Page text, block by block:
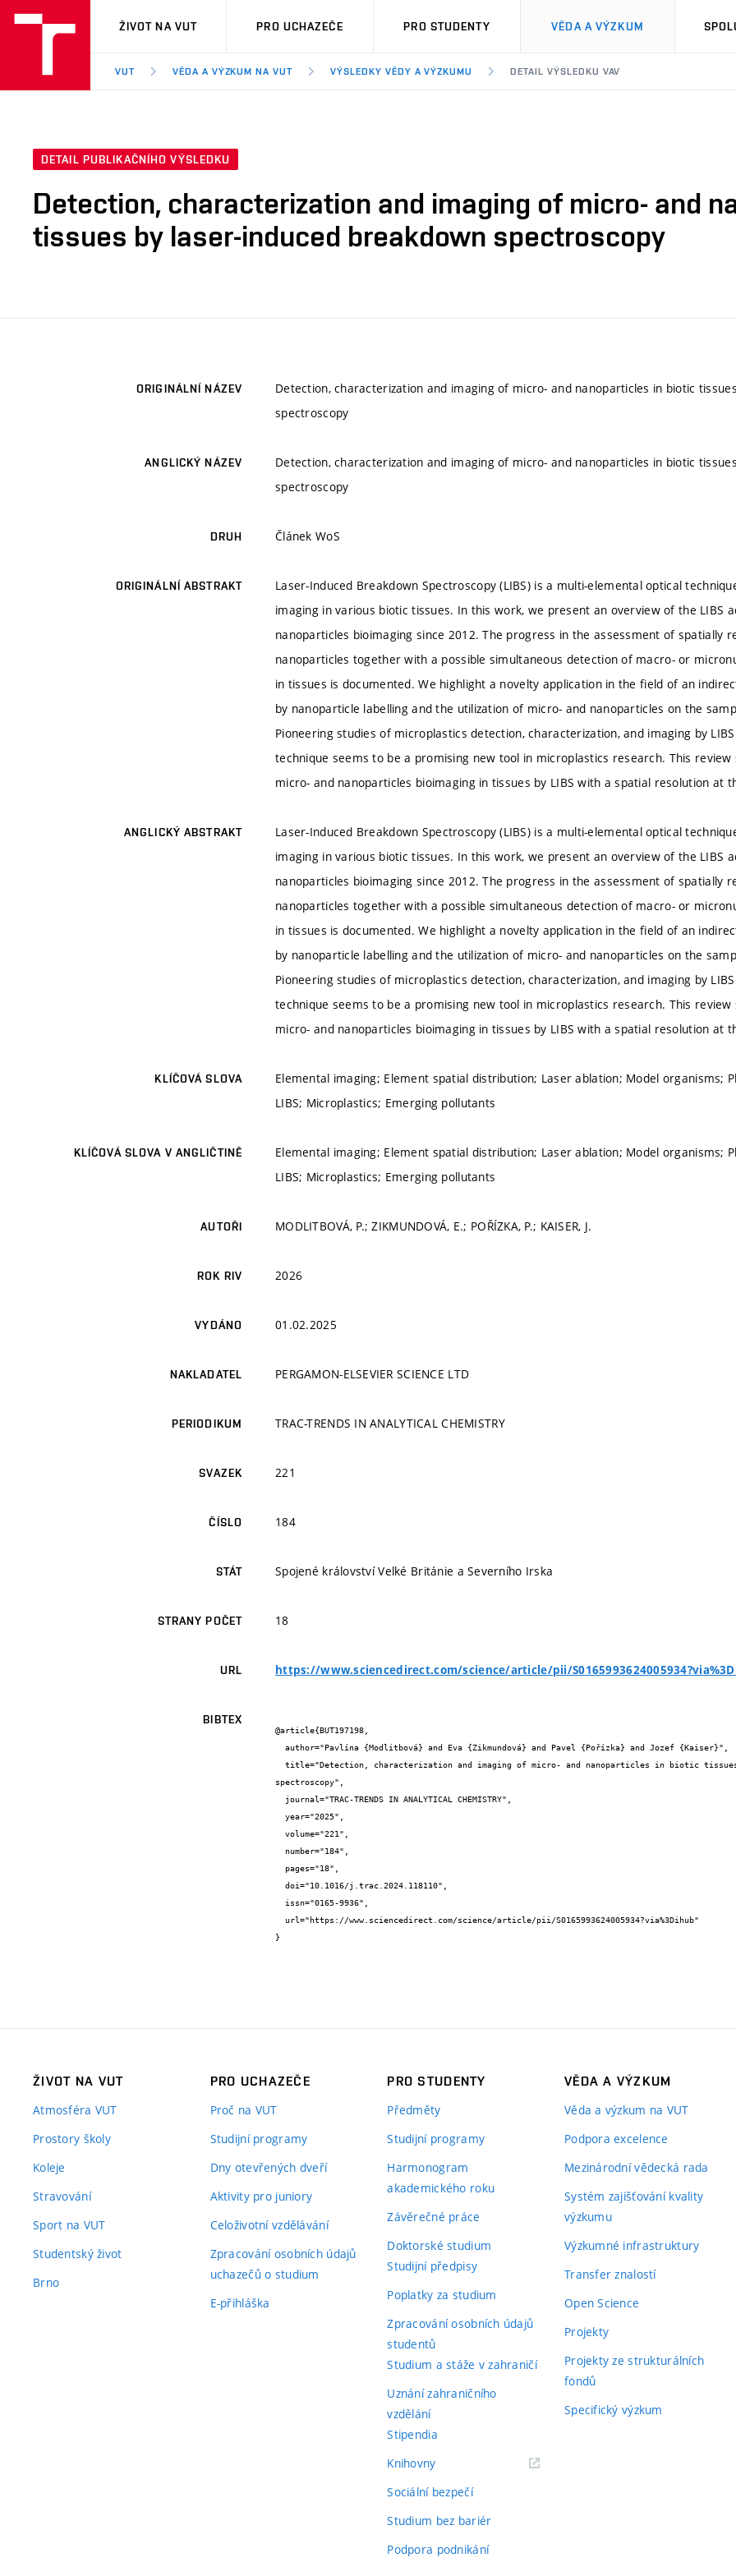
VUT
ŽIVOT NA VUT PRO UCHAZEČE PRO STUDENTY VĚDA A VÝZKUM
VUT VĚDA A VÝZKUM NA VUT VÝSLEDKY VĚDY A VÝZKUMU DETAIL VÝSLEDKU VAV
DETAIL PUBLIKAČNÍHO VÝSLEDKU
Detection, characterization and imaging of micro- and
tissues by laser-induced breakdown spectroscopy
ORIGINÁLNÍ NÁZEV
Detection, characterization and imaging of micro- and nanoparticles in biotic
spectroscopy
ANGLICKÝ NÁZEV
Detection, characterization and imaging of micro- and nanoparticles in biotic
spectroscopy
DRUH Článek WoS
ORIGINÁLNÍ ABSTRAKT
Laser-Induced Breakdown Spectroscopy (LIBS) is a multi-elemental optical
imaging in various biotic tissues. In this work, we present an overview of the LIBS
nanoparticles bioimaging since 2012. The progress in the assessment of spatially
nanoparticles together with a possible simultaneous detection of macro- or
in tissues is documented. We highlight a novelty application in the field of an
by nanoparticle labelling and the utilization of micro- and nanoparticles on the
Pioneering studies of microplastics detection, characterization, and imaging by
technique seems to be a promising new tool in microplastics research. This
micro- and nanoparticles bioimaging in tissues by LIBS with a spatial resolution at
ANGLICKÝ ABSTRAKT
Laser-Induced Breakdown Spectroscopy (LIBS) is a multi-elemental optical
imaging in various biotic tissues. In this work, we present an overview of the LIBS
nanoparticles bioimaging since 2012. The progress in the assessment of spatially
nanoparticles together with a possible simultaneous detection of macro- or
in tissues is documented. We highlight a novelty application in the field of an
by nanoparticle labelling and the utilization of micro- and nanoparticles on the
Pioneering studies of microplastics detection, characterization, and imaging by
technique seems to be a promising new tool in microplastics research. This
micro- and nanoparticles bioimaging in tissues by LIBS with a spatial resolution at
KLÍČOVÁ SLOVA
Elemental imaging; Element spatial distribution; Laser ablation; Model organisms;
LIBS; Microplastics; Emerging pollutants
KLÍČOVÁ SLOVA V ANGLIČTINĚ
Elemental imaging; Element spatial distribution; Laser ablation; Model organisms;
LIBS; Microplastics; Emerging pollutants
AUTOŘI MODLITBOVÁ, P.; ZIKMUNDOVÁ, E.; POŘÍZKA, P.; KAISER, J.
ROK RIV 2026
VYDÁNO 01.02.2025
NAKLADATEL PERGAMON-ELSEVIER SCIENCE LTD
PERIODIKUM TRAC-TRENDS IN ANALYTICAL CHEMISTRY
SVAZEK 221
ČÍSLO 184
STÁT Spojené království Velké Británie a Severního Irska
STRANY POČET 18
URL https://www.sciencedirect.com/science/article/pii/
BIBTEX
@article{BUT197198,
spectroscopy",
}
ŽIVOT NA VUT
Atmosféra VUT
Prostory školy
Koleje
Stravování
Sport na VUT
Studentský život
Brno
PRO UCHAZEČE
Proč na VUT
Studijní programy
Dny otevřených dveří
Aktivity pro juniory
Celoživotní vzdělávání
Zpracování osobních údajů
uchazečů o studium
E-přihláška
PRO STUDENTY
Předměty
Studijní programy
Harmonogram
akademického roku
Závěrečné práce
Doktorské studium
Studijní předpisy
Poplatky za studium
Zpracování osobních údajů
studentů
Studium a stáže v zahraničí
Uznání zahraničního
vzdělání
Stipendia
Knihovny(externí
Sociální bezpečí
Studium bez bariér
Podpora podnikání
VĚDA A VÝZKUM
Věda a výzkum na VUT
Podpora excelence
Mezinárodní vědecká rada
Systém zajišťování kvality
výzkumu
Výzkumné infrastruktury
Transfer znalostí
Open Science
Projekty
Projekty ze strukturálních
fondů
Specifický výzkum